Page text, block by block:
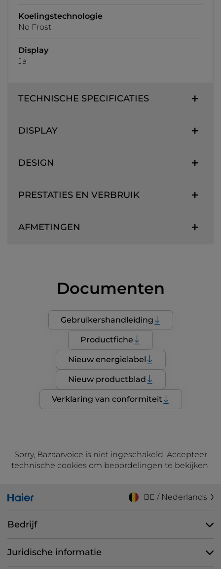
Koelingstechnologie
No Frost
Display
Ja
TECHNISCHE SPECIFICATIES
DISPLAY
DESIGN
PRESTATIES EN VERBRUIK
AFMETINGEN
Documenten
Gebruikershandleiding
Productfiche
Nieuw energielabel
Nieuw productblad
Verklaring van conformiteit
Sorry, Bazaarvoice is niet ingeschakeld. Accepteer
technische cookies om beoordelingen te bekijken.
BE / Nederlands
Bedrijf
Juridische informatie